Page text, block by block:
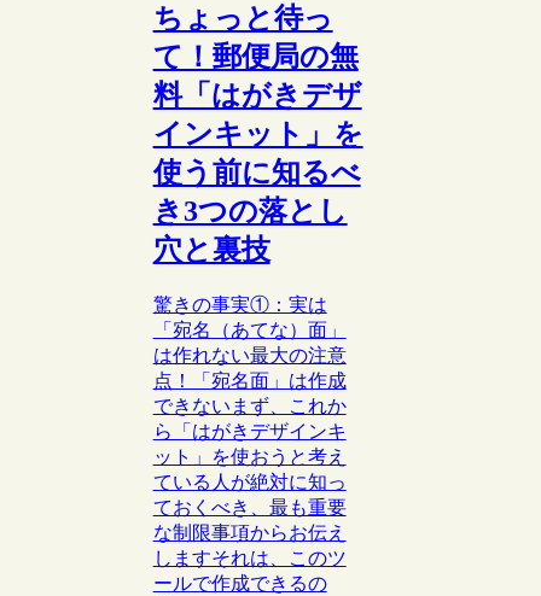
ちょっと待っ
て！郵便局の無
料「はがきデザ
インキット」を
使う前に知るべ
き3つの落とし
穴と裏技
驚きの事実①：実は
「宛名（あてな）面」
は作れない最大の注意
点！「宛名面」は作成
できないまず、これか
ら「はがきデザインキ
ット」を使おうと考え
ている人が絶対に知っ
ておくべき、最も重要
な制限事項からお伝え
しますそれは、このツ
ールで作成できるの